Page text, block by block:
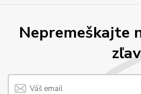
Nepremeškajte